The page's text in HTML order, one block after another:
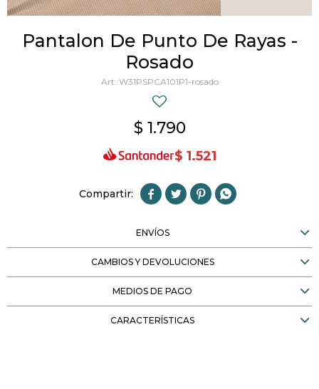
Pantalon De Punto De Rayas -
Rosado
W31PSPCA101P1-rosado
$ 1.790
$ 1.521
   
ENVÍOS
CAMBIOS Y DEVOLUCIONES
MEDIOS DE PAGO
CARACTERÍSTICAS